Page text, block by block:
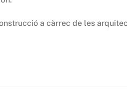
a càrrec de les